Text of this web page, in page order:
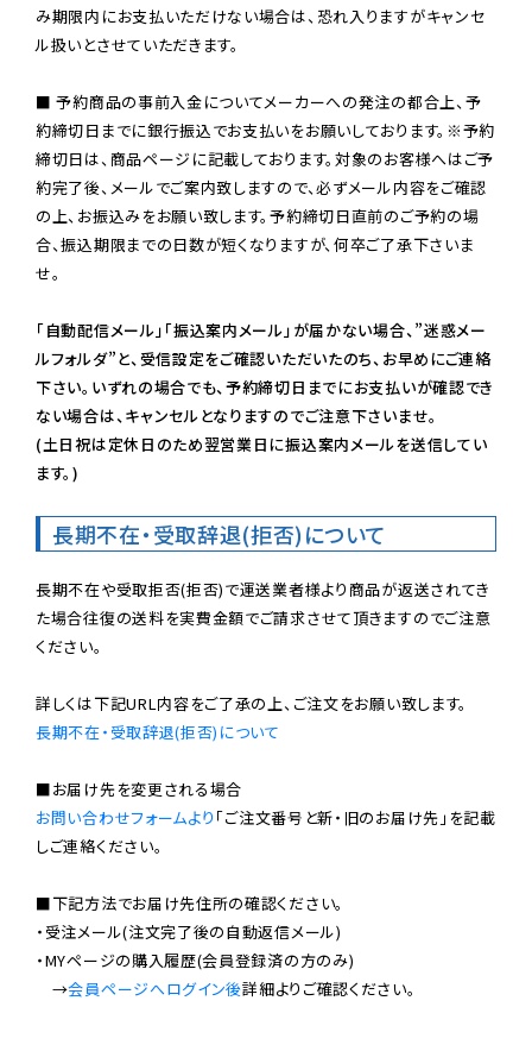
み期限内にお支払いただけない場合は、恐れ入りますがキャンセ
ル扱いとさせていただきます。
■ 予約商品の事前入金についてメーカーへの発注の都合上、予
約締切日までに銀行振込でお支払いをお願いしております。※予約
締切日は、商品ページに記載しております。対象のお客様へはご予
約完了後、メールでご案内致しますので、必ずメール内容をご確認
の上、お振込みをお願い致します。予約締切日直前のご予約の場
合、振込期限までの日数が短くなりますが、何卒ご了承下さいま
せ。
「自動配信メール」「振込案内メール」が届かない場合、”迷惑メー
ルフォルダ”と、受信設定をご確認いただいたのち、お早めにご連絡
下さい。いずれの場合でも、予約締切日までにお支払いが確認でき
ない場合は、キャンセルとなりますのでご注意下さいませ。
(土日祝は定休日のため翌営業日に振込案内メールを送信してい
ます。)
長期不在・受取辞退(拒否)について
長期不在や受取拒否(拒否)で運送業者様より商品が返送されてき
た場合往復の送料を実費金額でご請求させて頂きますのでご注意
ください。
長期不在・受取辞退(拒否)について
お問い合わせフォームより 「ご注文番号と新・旧のお届け先」を記載
しご連絡ください。
■下記方法でお届け先住所の確認ください。
・受注メール(注文完了後の自動返信メール)
・MYページの購入履歴(会員登録済の方のみ)
→会員ページへログイン後